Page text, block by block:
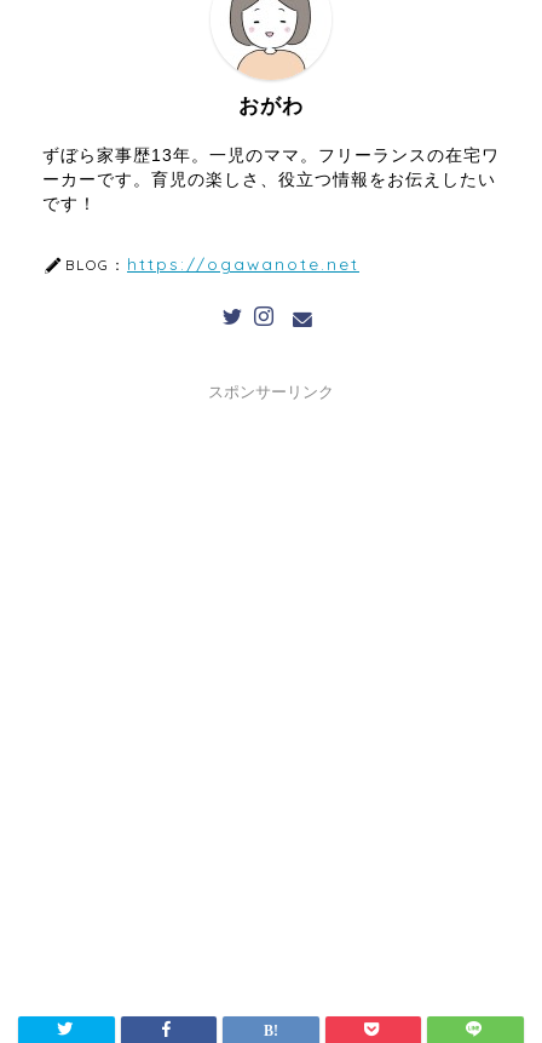
おがわ
ずぼら家事歴13年。一児のママ。フリーランスの在宅ワ
ーカーです。育児の楽しさ、役立つ情報をお伝えしたい
です！
BLOG： https://ogawanote.net
スポンサーリンク